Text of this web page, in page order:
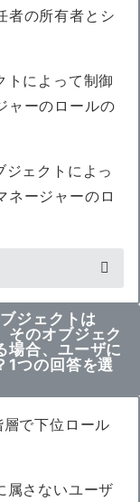
者の所有者とシ
トによって制御
ャーのロールの
ェクトによっ
ネージャーのロ
ジェクトは
そのオブジェク
場合、ユーザに
1つの回答を選
で下位ロール
属さないユーザ